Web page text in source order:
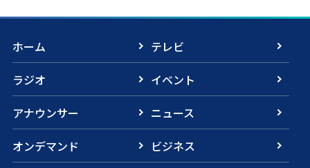
ホーム
テレビ
ラジオ
イベント
アナウンサー
ニュース
オンデマンド
ビジネス